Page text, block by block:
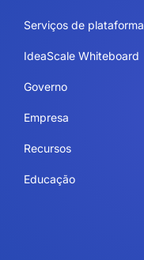
Serviços de plataforma
IdeaScale Whiteboard
Governo
Empresa
Recursos
Educação